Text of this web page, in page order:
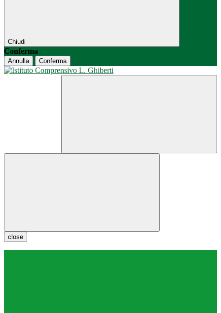
Chiudi
Conferma
Annulla Conferma
close